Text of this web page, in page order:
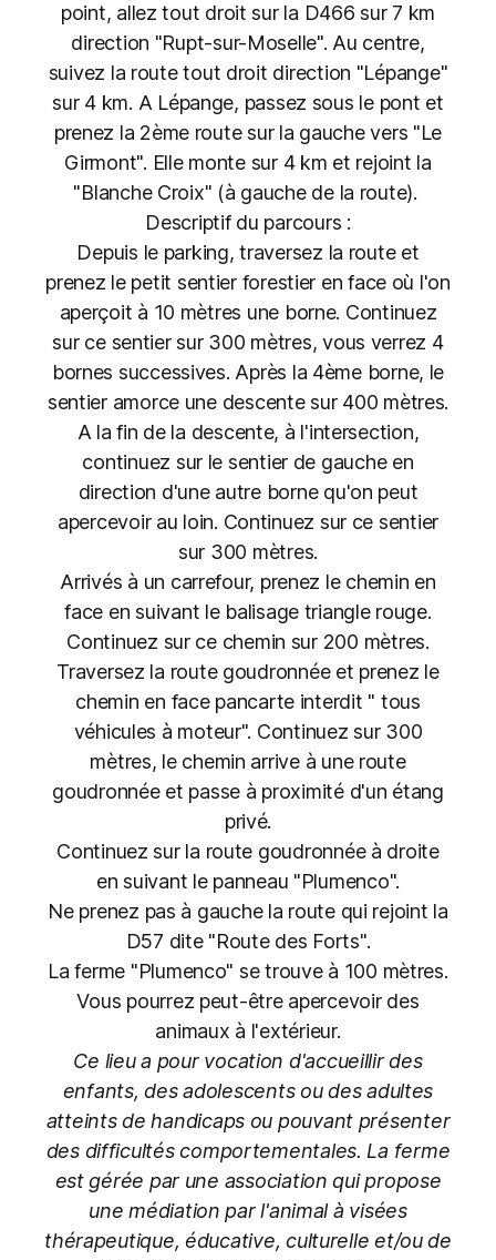
point, allez tout droit sur la D466 sur 7 km
direction "Rupt-sur-Moselle". Au centre,
suivez la route tout droit direction "Lépange"
sur 4 km. A Lépange, passez sous le pont et
prenez la 2ème route sur la gauche vers "Le
Girmont". Elle monte sur 4 km et rejoint la
"Blanche Croix" (à gauche de la route).
Descriptif du parcours :
Depuis le parking, traversez la route et
prenez le petit sentier forestier en face où l'on
aperçoit à 10 mètres une borne. Continuez
sur ce sentier sur 300 mètres, vous verrez 4
bornes successives. Après la 4ème borne, le
sentier amorce une descente sur 400 mètres.
A la fin de la descente, à l'intersection,
continuez sur le sentier de gauche en
direction d'une autre borne qu'on peut
apercevoir au loin. Continuez sur ce sentier
sur 300 mètres.
Arrivés à un carrefour, prenez le chemin en
face en suivant le balisage triangle rouge.
Continuez sur ce chemin sur 200 mètres.
Traversez la route goudronnée et prenez le
chemin en face pancarte interdit " tous
véhicules à moteur". Continuez sur 300
mètres, le chemin arrive à une route
goudronnée et passe à proximité d'un étang
privé.
Continuez sur la route goudronnée à droite
en suivant le panneau "Plumenco".
Ne prenez pas à gauche la route qui rejoint la
D57 dite "Route des Forts".
La ferme "Plumenco" se trouve à 100 mètres.
Vous pourrez peut-être apercevoir des
animaux à l'extérieur.
Ce lieu a pour vocation d'accueillir des
enfants, des adolescents ou des adultes
atteints de handicaps ou pouvant présenter
des difficultés comportementales. La ferme
est gérée par une association qui propose
une médiation par l'animal à visées
thérapeutique, éducative, culturelle et/ou de